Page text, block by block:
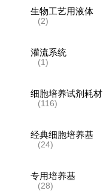
生物工艺用液体
(2)
灌流系统
(1)
细胞培养试剂耗材
(116)
经典细胞培养基
(24)
专用培养基
(28)